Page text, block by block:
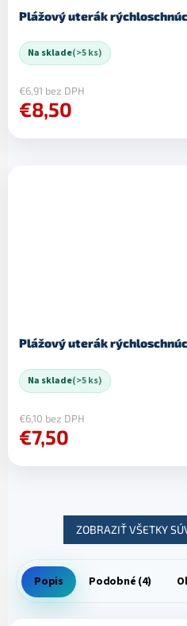
Plážový uterák
Na sklade(>5 ks)
€6,91 bez DPH
€8,50
Plážový uterák
Na sklade(>5 ks)
€6,10 bez DPH
€7,50
ZOBRAZIŤ VŠETKY
Popis Podobné (4)